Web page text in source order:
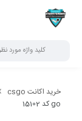
خرید اکانت csgo
go کد 15102